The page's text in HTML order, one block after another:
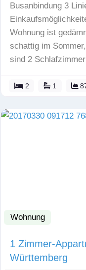
Busanbindung 3
Wohnung ist
schattig im
sind 2
2 1
Wohnung
1 Zimmer-
Württemberg